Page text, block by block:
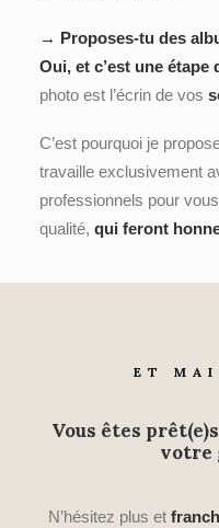
→ Proposes-tu des
Oui, et c’est une étape
photo est l’écrin de vos
C’est pourquoi je
travaille exclusivement
professionnels pour
qualité, qui feront
ET
Vous êtes
votre
N’hésitez plus et